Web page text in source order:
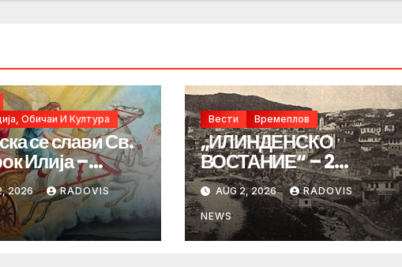
Обичаи И Култура
се слави Св.
Илија –
2026 RADOVIS
Вести Времеплов
„ИЛИНДЕНСКО
ВОСТАНИЕ“ – 2
Август 1903 год.
AUG 2, 2026 RADOVIS
NEWS